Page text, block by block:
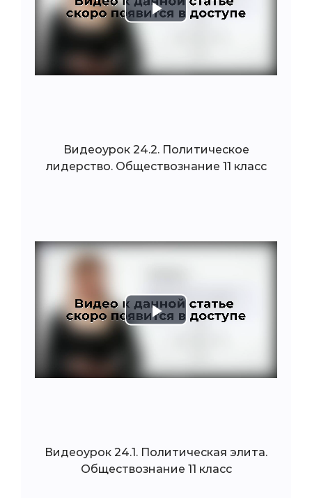
Play
Видеоурок 24.2. Политическое
лидерство. Обществознание 11 класс
Play
Видеоурок 24.1. Политическая элита.
Обществознание 11 класс